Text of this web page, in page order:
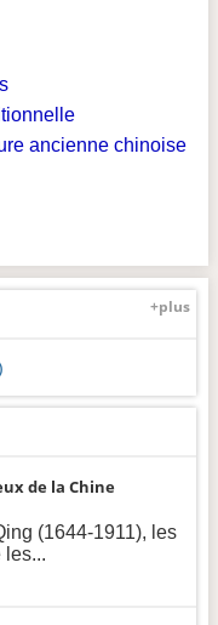
ancienne chinoise
+plus
de la Chine
(1644-1911), les
les...